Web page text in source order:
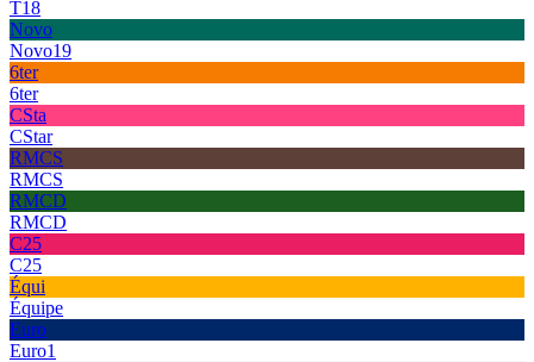
T18
Novo
Novo19
6ter
6ter
CSta
CStar
RMCS
RMCS
RMCD
RMCD
C25
C25
Équi
Équipe
Euro
Euro1